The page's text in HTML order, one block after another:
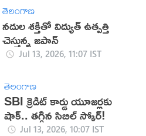
తెలంగాణ
నదుల శక్తితో విద్యుత్ ఉత్పత్తి
చెస్తున్న జపాన్
Jul 13, 2026, 11:07 IST
తెలంగాణ
SBI క్రెడిట్ కార్డు యూజర్లకు
షాక్.. తగ్గిన సిబిల్ స్కోర్!
Jul 13, 2026, 10:07 IST